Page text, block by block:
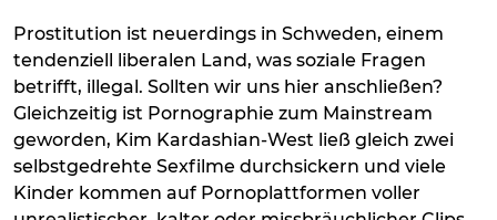
Prostitution ist neuerdings in Schweden, einem
tendenziell liberalen Land, was soziale Fragen
betrifft, illegal. Sollten wir uns hier anschließen?
Gleichzeitig ist Pornographie zum Mainstream
geworden, Kim Kardashian-West ließ gleich zwei
selbstgedrehte Sexfilme durchsickern und viele
Kinder kommen auf Pornoplattformen voller